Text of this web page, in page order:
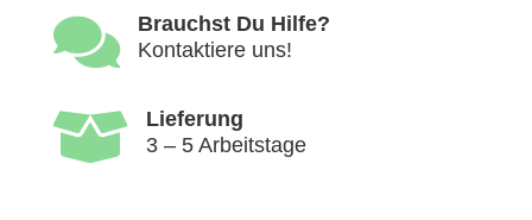

Brauchst Du Hilfe?
Kontaktiere uns!

Lieferung
3 – 5 Arbeitstage